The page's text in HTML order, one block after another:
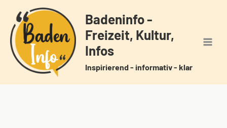
Inhalt
springen
Badeninfo -
Freizeit, Kultur,
Infos
Inspirierend - informativ - klar